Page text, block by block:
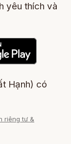
yêu thích và
Hạnh) có
riêng tư &